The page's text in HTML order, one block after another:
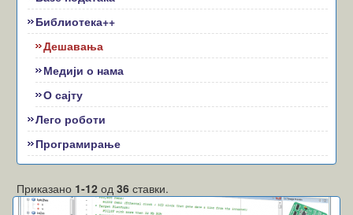
Библиотека++
Дешавања
Медији о нама
О сајту
Лего роботи
Програмирање
Приказано 1-12 од36 ставки.